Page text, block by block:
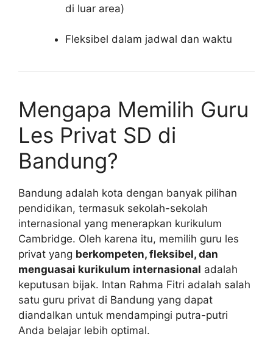
di luar area)
Fleksibel dalam jadwal dan waktu
Mengapa Memilih Guru
Les Privat SD di
Bandung?
Bandung adalah kota dengan banyak pilihan
pendidikan, termasuk sekolah-sekolah
internasional yang menerapkan kurikulum
Cambridge. Oleh karena itu, memilih guru les
privat yang berkompeten, fleksibel, dan
menguasai kurikulum internasional adalah
keputusan bijak. Intan Rahma Fitri adalah salah
satu guru privat di Bandung yang dapat
diandalkan untuk mendampingi putra-putri
Anda belajar lebih optimal.